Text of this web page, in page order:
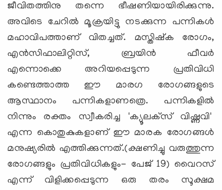
ജീവിതത്തിനു തന്നെ ഭീഷണിയായിരിക്കുന്നു.
അവിടെ ചേറില്‍ മൂക്രയിട്ടു നടക്കുന്ന പന്നികള്‍
മഹാവിപത്താണ് വിതച്ചത്. മസ്തിഷ്‌ക രോഗം,
എന്‍സിഫാലിറ്റിസ്, ബ്രയിന്‍ ഫീവര്‍
എന്നൊക്കെ അറിയപ്പെടുന്ന പ്രതിവിധി
കണ്ടെത്താത്ത ഈ മാരഗ രോഗങ്ങളുടെ
ആസ്ഥാനം പന്നികളാണത്രെ. പന്നികളില്‍
നിന്നും രക്തം സ്വീകരിച്ച 'ക്യൂലക്‌സ് വിഷ്ണവി'
എന്ന കൊതുകുകളാണ് ഈ മാരക രോഗങ്ങള്‍
മനുഷ്യരില്‍ എത്തിക്കുന്നത്.(ക്ഷണിച്ചു വരുത്തുന്ന
രോഗങ്ങളും പ്രതിവിധികളും- പേജ് 19) വൈറസ്
എന്ന് വിളിക്കപ്പെടുന്ന ഒരു തരം സൂക്ഷമ